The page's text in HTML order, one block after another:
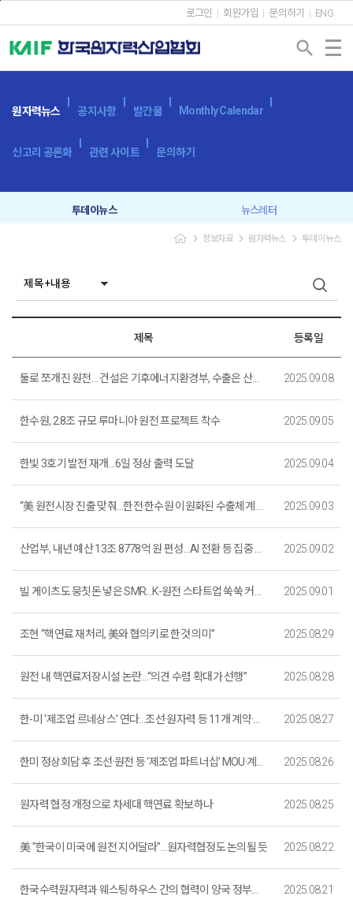
로그인 회원가입 문의하기 ENG
search
원자력뉴스 공지사항 발간물 Monthly Calendar
신고리 공론화 관련 사이트 문의하기
투데이뉴스 뉴스레터
navigate_next 정보자료 navigate_next원자력뉴스 navigate_next 투데이뉴스
제목 등록일
둘로 쪼개진 원전… 건설은 기후에너지환경부, 수출은 산업부 2025.09.08
한수원, 2.8조 규모 루마니아 원전 프로젝트 착수 2025.09.05
한빛 3호기 발전 재개…6일 정상 출력 도달 2025.09.04
“美 원전시장 진출 맞춰…한전·한수원 이원화된 수출체계 개편해야” 2025.09.03
산업부, 내년 예산 13조 8778억 원 편성…AI 전환 등 집중 투자 2025.09.02
빌 게이츠도 뭉칫돈 넣은 SMR…K-원전 스타트업 쑥쑥 커질까 2025.09.01
조현 “핵연료 재처리, 美와 협의키로 한것 의미” 2025.08.29
원전 내 핵연료저장시설 논란…“의견 수렴 확대가 선행” 2025.08.28
한-미 '제조업 르네상스' 연다…조선·원자력 등 11개 계약·MOU 체결 2025.08.27
한미 정상회담 후 조선·원전 등 ‘제조업 파트너십’ MOU·계약 11건 체결 2025.08.26
원자력 협정 개정으로 차세대 핵연료 확보하나 2025.08.25
美 "한국이 미국에 원전 지어달라"…원자력협정도 논의될 듯 2025.08.22
한국수력원자력과 웨스팅하우스 간의 협력이 양국 정부간 협력 의제에 포함된 것은 아님 2025.08.21